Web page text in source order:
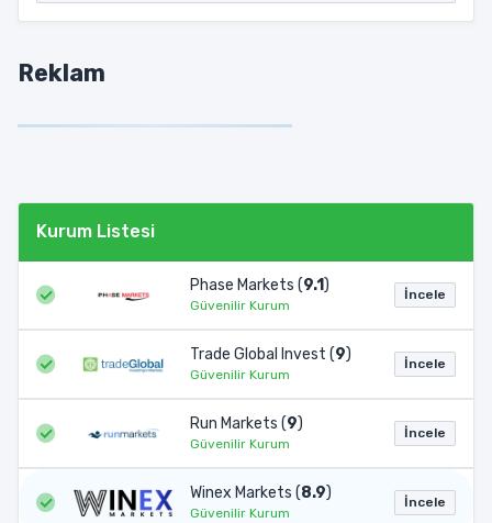
Reklam
Kurum Listesi
Phase Markets (9.1)
Güvenilir Kurum
İncele
Trade Global Invest (9)
Güvenilir Kurum
İncele
Run Markets (9)
Güvenilir Kurum
İncele
Winex Markets (8.9)
Güvenilir Kurum
İncele